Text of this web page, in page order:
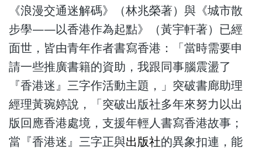
《浪漫交通迷解碼》（林兆榮著）與《城市散
步學——以香港作為起點》（黃宇軒著）已經
面世，皆由青年作者書寫香港：「當時需要申
請一些推廣書籍的資助，我跟同事腦震盪了
『香港迷』三字作活動主題，」突破書廊助理
經理黃琬婷說，「突破出版社多年來努力以出
版回應香港處境，支援年輕人書寫香港故事；
當『香港迷』三字正與出版社的異象扣連，能